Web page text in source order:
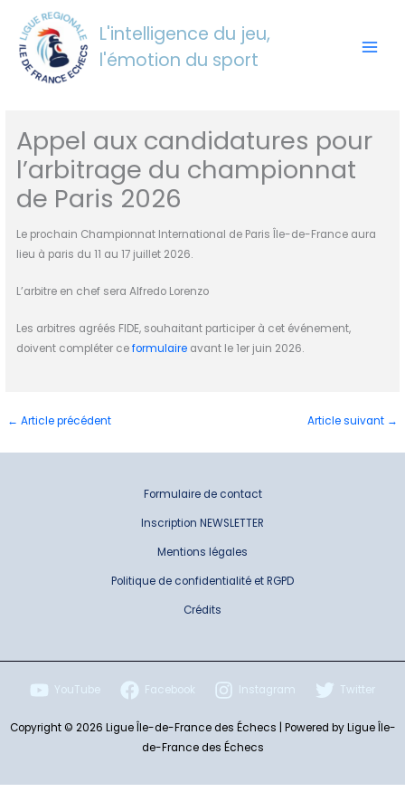
contenu
L'intelligence du jeu,
l'émotion du sport
Appel aux candidatures pour
l’arbitrage du championnat
de Paris 2026
Le prochain Championnat International de Paris Île-de-France aura
lieu à paris du 11 au 17 juillet 2026.
L’arbitre en chef sera Alfredo Lorenzo
Les arbitres agréés FIDE, souhaitant participer à cet événement,
doivent compléter ceformulaire avant le 1er juin 2026.
← Article précédent Article suivant →
Formulaire de contact
Inscription NEWSLETTER
Mentions légales
Politique de confidentialité et RGPD
Crédits
YouTube Facebook Instagram Twitter
Copyright © 2026 Ligue Île-de-France des Échecs | Powered by Ligue Île-
de-France des Échecs